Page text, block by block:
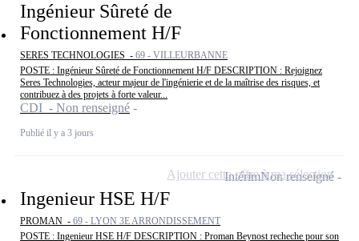
Ingénieur Sûreté de
Fonctionnement H/F
SERES TECHNOLOGIES - 69 - VILLEURBANNE
POSTE : Ingénieur Sûreté de Fonctionnement H/F DESCRIPTION : Rejoignez
Seres Technologies, acteur majeur de l'ingénierie et de la maîtrise des risques, et
contribuez à des projets à forte valeur...
CDI - Non renseigné
Publié il y a 3 jours
Ingenieur HSE H/F
PROMAN - 69 - LYON 3E ARRONDISSEMENT
POSTE : Ingenieur HSE H/F DESCRIPTION : Proman Beynost recheche pour son
IntérimNon renseigné
Ajouter cette offre à ma sélection